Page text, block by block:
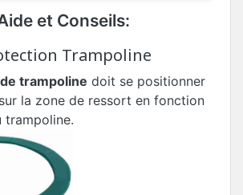
et Conseils:
Trampoline
trampoline doit se positionner
la zone de ressort en fonction
trampoline.